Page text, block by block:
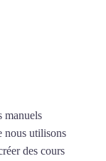
manuels
nous utilisons
des cours